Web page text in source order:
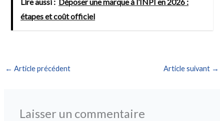
étapes et coût officiel
← Article précédent Article suivant →
Laisser un commentaire